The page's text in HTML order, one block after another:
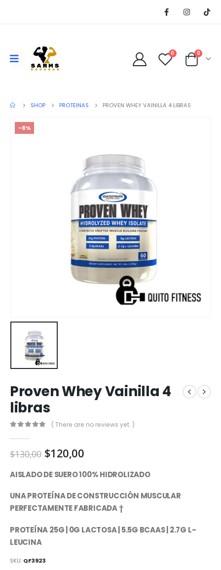
0 0
SHOP PROTEINAS PROVEN WHEY VAINILLA 4 LIBRAS
-8%
Proven Whey Vainilla 4
libras
( There are no reviews yet. )
$130,00 $120,00
AISLADO DE SUERO 100% HIDROLIZADO
UNA PROTEÍNA DE CONSTRUCCIÓN MUSCULAR
PERFECTAMENTE FABRICADA †
PROTEÍNA 25G | 0G LACTOSA | 5.5G BCAAS | 2.7G L-
LEUCINA
SKU: QF3923